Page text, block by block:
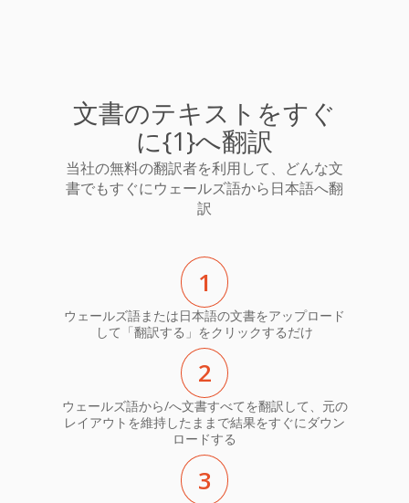
文書のテキストをすぐ
に{1}へ翻訳
当社の無料の翻訳者を利用して、どんな文
書でもすぐにウェールズ語から日本語へ翻
訳
1
ウェールズ語または日本語の文書をアップロード
して「翻訳する」をクリックするだけ
2
ウェールズ語から/へ文書すべてを翻訳して、元の
レイアウトを維持したままで結果をすぐにダウン
ロードする
3